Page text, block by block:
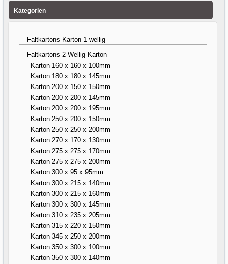
Kategorien
Faltkartons Karton 1-wellig
Faltkartons 2-Wellig Karton
Karton 160 x 160 x 100mm
Karton 180 x 180 x 145mm
Karton 200 x 150 x 150mm
Karton 200 x 200 x 145mm
Karton 200 x 200 x 195mm
Karton 250 x 200 x 150mm
Karton 250 x 250 x 200mm
Karton 270 x 170 x 130mm
Karton 275 x 275 x 170mm
Karton 275 x 275 x 200mm
Karton 300 x 95 x 95mm
Karton 300 x 215 x 140mm
Karton 300 x 215 x 160mm
Karton 300 x 300 x 145mm
Karton 310 x 235 x 205mm
Karton 315 x 220 x 150mm
Karton 345 x 250 x 200mm
Karton 350 x 300 x 100mm
Karton 350 x 300 x 140mm